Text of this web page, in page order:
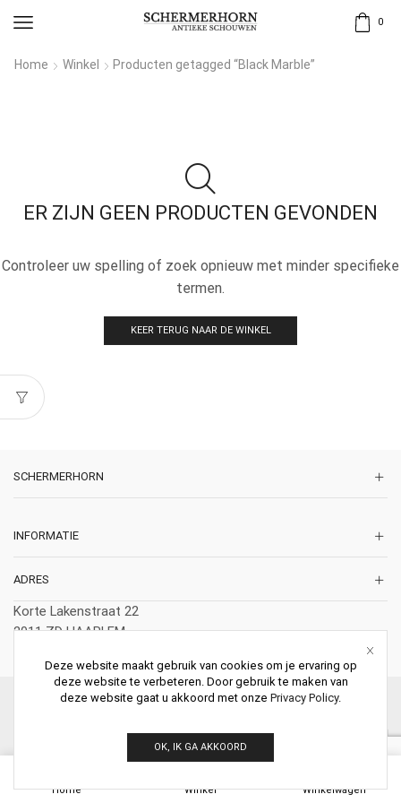
0
Home Winkel Producten getagged “Black Marble”
ER ZIJN GEEN PRODUCTEN GEVONDEN
Controleer uw spelling of zoek opnieuw met minder specifieke
termen.
KEER TERUG NAAR DE WINKEL
SCHERMERHORN
INFORMATIE
ADRES
Korte Lakenstraat 22
2011 ZD HAARLEM
© 2026 Schermerhorn Antieke Schouwen. All Rights Reserved.
Home Winkel Winkelwagen
Deze website maakt gebruik van cookies om je ervaring op
deze website te verbeteren. Door gebruik te maken van
deze website gaat u akkoord met onze Privacy Policy.
OK, IK GA AKKOORD